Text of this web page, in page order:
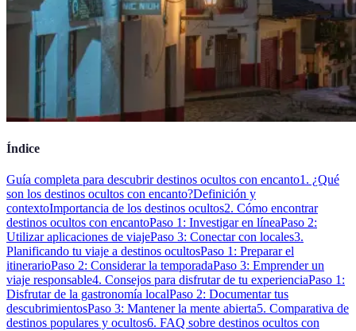
Índice
Guía completa para descubrir destinos ocultos con encanto1. ¿Qué
son los destinos ocultos con encanto?Definición y
contextoImportancia de los destinos ocultos2. Cómo encontrar
destinos ocultos con encantoPaso 1: Investigar en líneaPaso 2:
Utilizar aplicaciones de viajePaso 3: Conectar con locales3.
Planificando tu viaje a destinos ocultosPaso 1: Preparar el
itinerarioPaso 2: Considerar la temporadaPaso 3: Emprender un
viaje responsable4. Consejos para disfrutar de tu experienciaPaso 1:
Disfrutar de la gastronomía localPaso 2: Documentar tus
descubrimientosPaso 3: Mantener la mente abierta5. Comparativa de
destinos populares y ocultos6. FAQ sobre destinos ocultos con